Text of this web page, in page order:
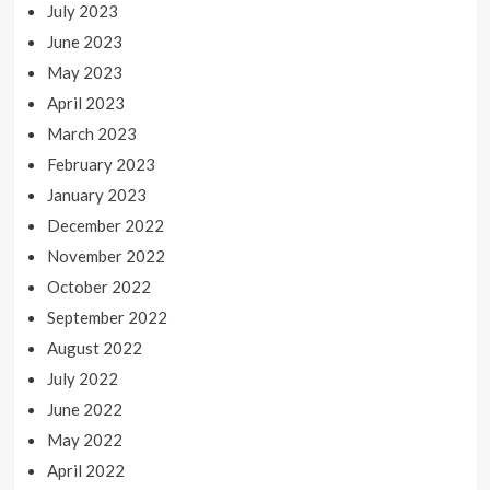
July 2023
June 2023
May 2023
April 2023
March 2023
February 2023
January 2023
December 2022
November 2022
October 2022
September 2022
August 2022
July 2022
June 2022
May 2022
April 2022